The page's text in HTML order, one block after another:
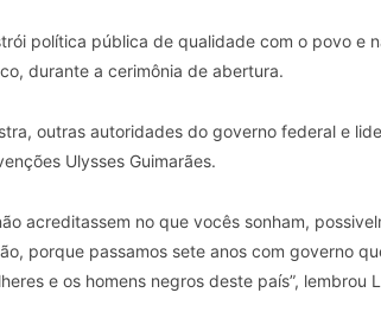
política pública de qualidade com o povo e
durante a cerimônia de abertura.
outras autoridades do governo federal e
Ulysses Guimarães.
acreditassem no que vocês sonham,
porque passamos sete anos com governo
e os homens negros deste país”, lembrou